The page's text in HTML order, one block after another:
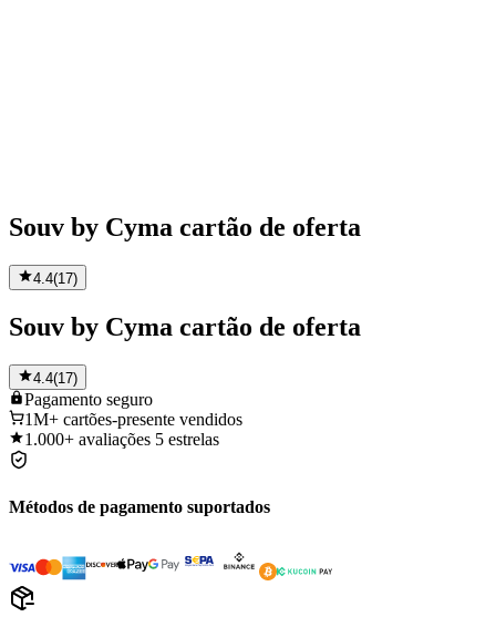
Souv by Cyma cartão de oferta
4.4(17)
Souv by Cyma cartão de oferta
4.4(17)
Pagamento seguro
1M+ cartões-presente vendidos
1.000+ avaliações 5 estrelas
Métodos de pagamento suportados